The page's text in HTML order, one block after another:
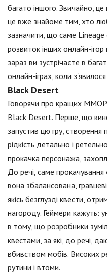
багато іншого. Звичайно,
це вже знайоме тим, хто
зазначити, що саме
розвиток інших онлайн-
зараз ви зустрічаєте в
онлайн-іграх, коли з'явилося
Black Desert
Говорячи про кращих
Black Desert. Перше, що
запустив цю гру,
рідкість детально і
прокачка персонажа,
До речі, саме
вона збалансована,
якісь безглузді квести,
нагороду. Геймери кажуть:
в тому, що розробники
квестами, за які, до речі,
вбивством мобів. Високих
рутини і втоми.